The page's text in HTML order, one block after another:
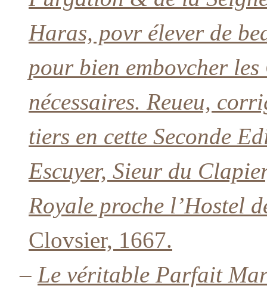
Haras, povr élever de
pour bien embovcher
nécessaires. Reueu,
tiers en cette Seconde
Escuyer, Sieur du
Royale proche l’Hostel
Clovsier, 1667.
– Le véritable Parfait